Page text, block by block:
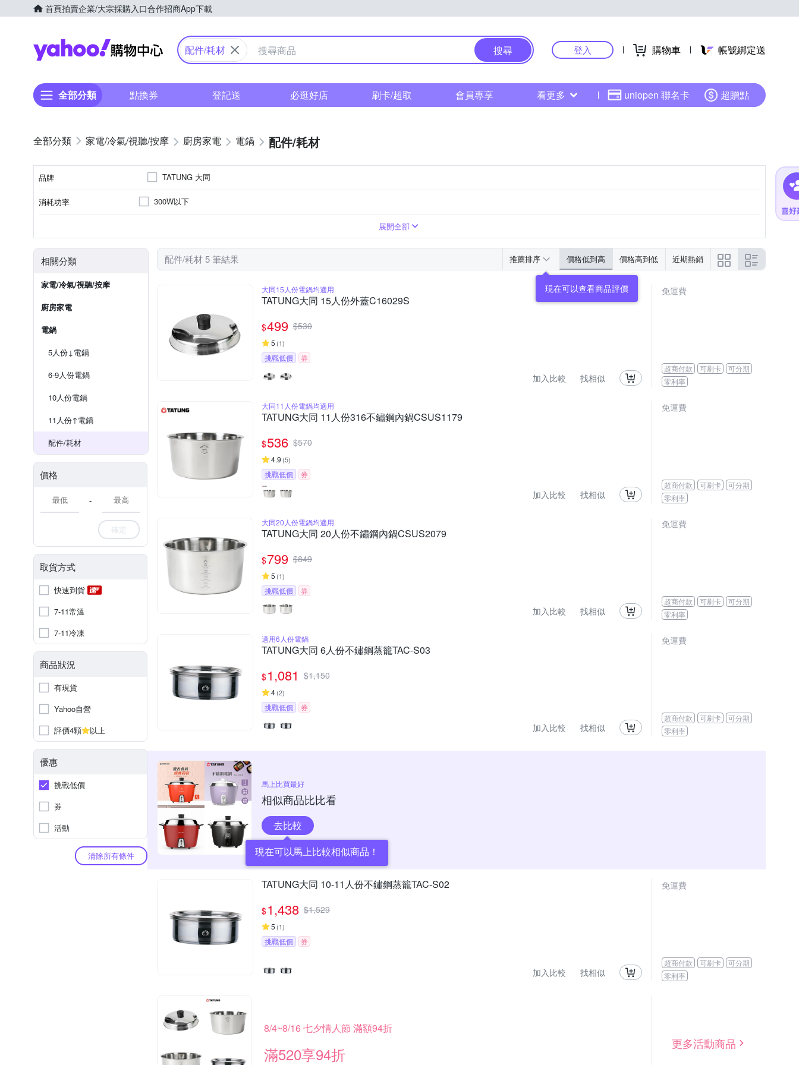
首頁拍賣企業/大宗採購入口合作招商App下載
Yahoo購物中心
配件/耗材 搜尋 登入 購物車 帳號綁定送
全部分類 點換券 登記送 必逛好店 刷卡/超取 會員專享 看更多 uniopen 聯名卡 超贈點
家電/冷氣/視聽/按摩 廚房家電 電鍋 配件/耗材
品牌 TATUNG 大同
消耗功率 300W以下
展開全部
相關分類
家電/冷氣/視聽/按摩
廚房家電
電鍋
5人份↓電鍋
6-9人份電鍋
10人份電鍋
11人份↑電鍋
配件/耗材
價格
-
確定
取貨方式
快速到貨
7-11常溫
7-11冷凍
商品狀況
有現貨
Yahoo自營
評價4顆
以上
優惠
挑戰低價
券
活動
清除所有條件
配件/耗材 5 筆結果 推薦排序 價格低到高 價格高到低 近期熱銷
現在可以查看商品評價
大同15人份電鍋均適用
TATUNG大同 15人份外蓋C16029S
$499 $530
5 (1)
挑戰低價 券
加入比較 找相似
免運費
超商付款 可刷卡
可分期
零利率
大同11人份電鍋均適用
TATUNG大同 11人份316不鏽鋼內鍋CSUS1179
$536 $570
4.9 (5)
挑戰低價 券
加入比較 找相似
免運費
超商付款 可刷卡
可分期
零利率
大同20人份電鍋均適用
TATUNG大同 20人份不鏽鋼內鍋CSUS2079
$799 $849
5 (1)
挑戰低價 券
加入比較 找相似
免運費
超商付款 可刷卡
可分期
零利率
適用6人份電鍋
TATUNG大同 6人份不鏽鋼蒸籠TAC-S03
$1,081 $1,150
4(2)
挑戰低價 券
加入比較 找相似
免運費
超商付款 可刷卡
可分期
零利率
馬上比買最好
相似商品比比看
去比較
現在可以馬上比較相似商品！
TATUNG大同 10-11人份不鏽鋼蒸籠TAC-S02
$1,438 $1,529
5 (1)
挑戰低價 券
加入比較 找相似
免運費
超商付款 可刷卡
可分期
零利率
8/4~8/16 七夕情人節 滿額94折
滿520享94折
更多活動商品